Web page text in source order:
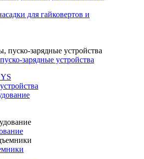
для гайковертов и
зарядные устройства